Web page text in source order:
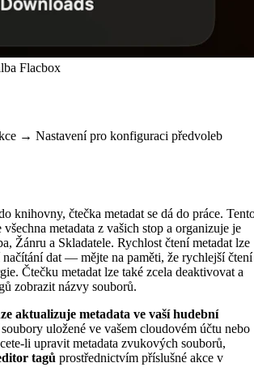
Flacbox
→ Nastavení pro konfiguraci předvoleb
knihovny, čtečka metadat se dá do práce.
všechna metadata z vašich stop a organizuje je
Žánru a Skladatele. Rychlost čtení metadat lze
dat — mějte na paměti, že rychlejší čtení
Čtečku metadat lze také zcela deaktivovat a
zobrazit názvy souborů.
aktualizuje metadata ve vaší hudební
uložené ve vašem cloudovém účtu nebo
li upravit metadata zvukových souborů,
tagů prostřednictvím příslušné akce v